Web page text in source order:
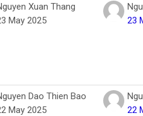
Xuan Thang
May 2025
23
Dao Thien Bao
May 2025
22